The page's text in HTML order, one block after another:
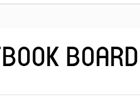
BOARD